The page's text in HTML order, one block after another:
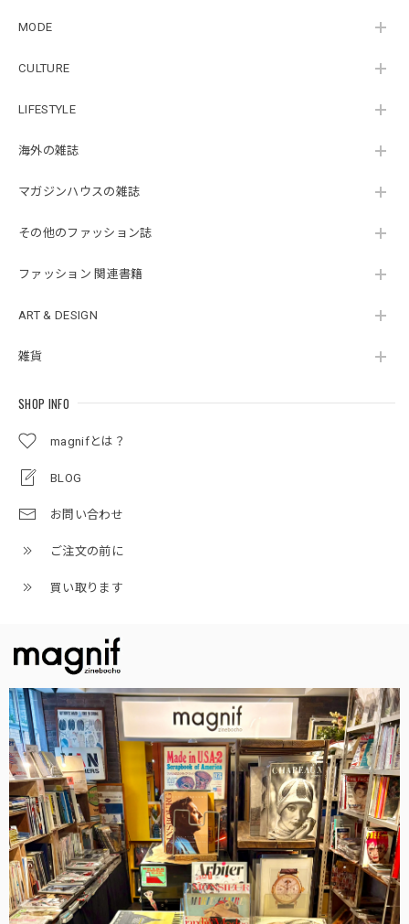
MODE
CULTURE
LIFESTYLE
海外の雑誌
マガジンハウスの雑誌
その他のファッション誌
ファッション 関連書籍
ART & DESIGN
雑貨
SHOP INFO
magnifとは？
BLOG
お問い合わせ
ご注文の前に
買い取ります